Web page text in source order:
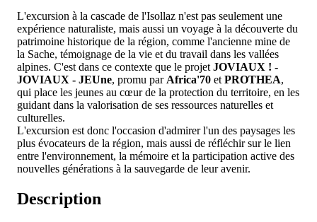
L'excursion à la cascade de l'Isollaz n'est pas seulement une
expérience naturaliste, mais aussi un voyage à la découverte du
patrimoine historique de la région, comme l'ancienne mine de
la Sache, témoignage de la vie et du travail dans les vallées
alpines. C'est dans ce contexte que le projet JOVIAUX ! -
JOVIAUX - JEUne, promu par Africa'70 et PROTHEA,
qui place les jeunes au cœur de la protection du territoire, en les
guidant dans la valorisation de ses ressources naturelles et
culturelles.
L'excursion est donc l'occasion d'admirer l'un des paysages les
plus évocateurs de la région, mais aussi de réfléchir sur le lien
entre l'environnement, la mémoire et la participation active des
nouvelles générations à la sauvegarde de leur avenir.
Description